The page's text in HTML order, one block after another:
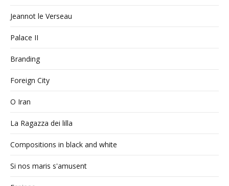
Jeannot le Verseau
Palace II
Branding
Foreign City
O Iran
La Ragazza dei lilla
Compositions in black and white
Si nos maris s'amusent